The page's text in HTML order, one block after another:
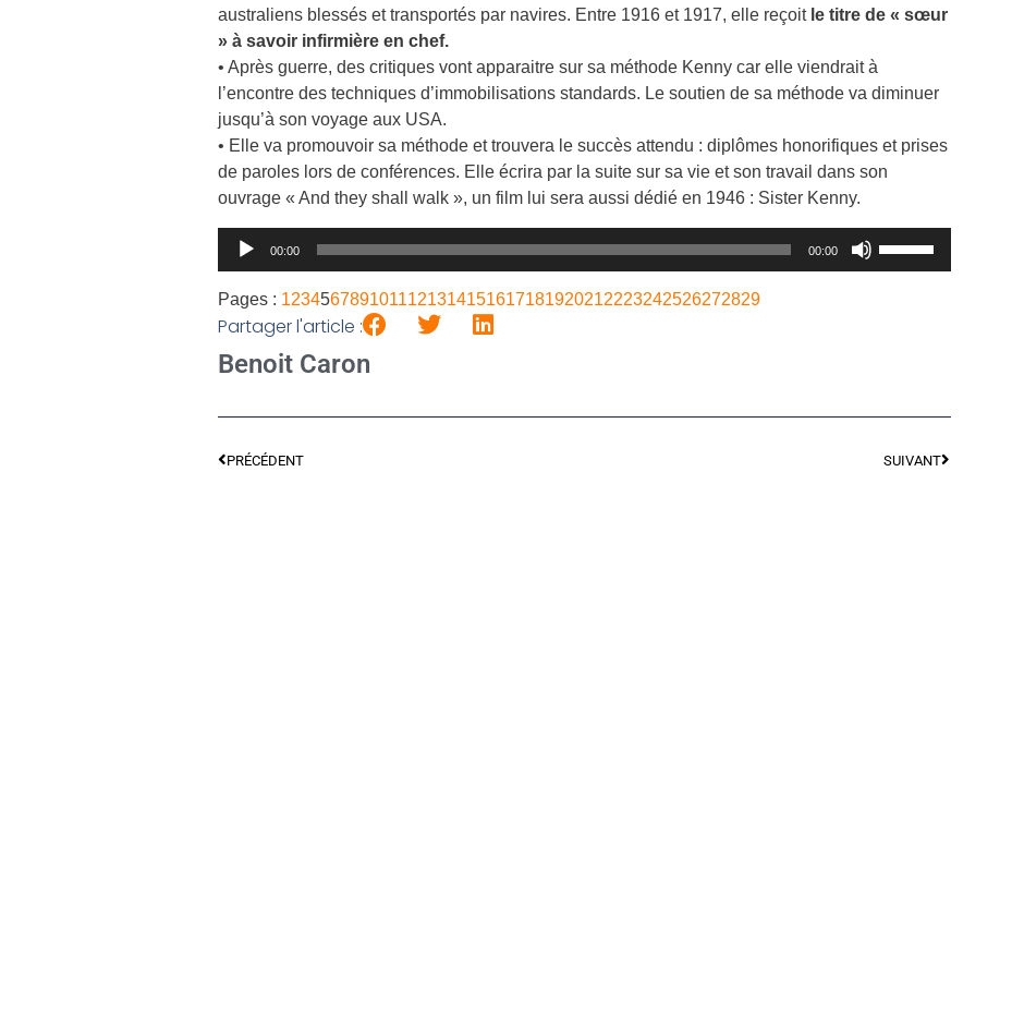
australiens blessés et transportés par navires. Entre 1916 et 1917, elle reçoit le titre de « sœur
» à savoir infirmière en chef.
• Après guerre, des critiques vont apparaitre sur sa méthode Kenny car elle viendrait à
l’encontre des techniques d’immobilisations standards. Le soutien de sa méthode va diminuer
jusqu’à son voyage aux USA.
• Elle va promouvoir sa méthode et trouvera le succès attendu : diplômes honorifiques et prises
de paroles lors de conférences. Elle écrira par la suite sur sa vie et son travail dans son
ouvrage « And they shall walk », un film lui sera aussi dédié en 1946 : Sister Kenny.
Lecteur
00:00 00:00
diminuer
Pages : 1234567891011121314151617181920212223242526272829
Partager l'article :
Benoit Caron
PRÉCÉDENT SUIVANT